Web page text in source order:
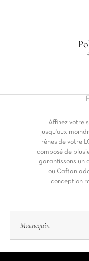
Affinez votre
jusqu'aux
rênes de votre
composé de
garantissons un
ou Caftan
conception
Mannequin